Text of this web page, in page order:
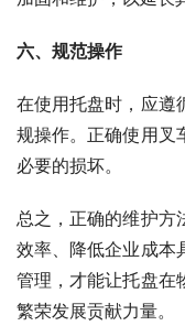
六、规范操作
在使用托盘时，应遵
规操作。正确使用叉
必要的损坏。
总之，正确的维护方
效率、降低企业成本
管理，才能让托盘在
繁荣发展贡献力量。